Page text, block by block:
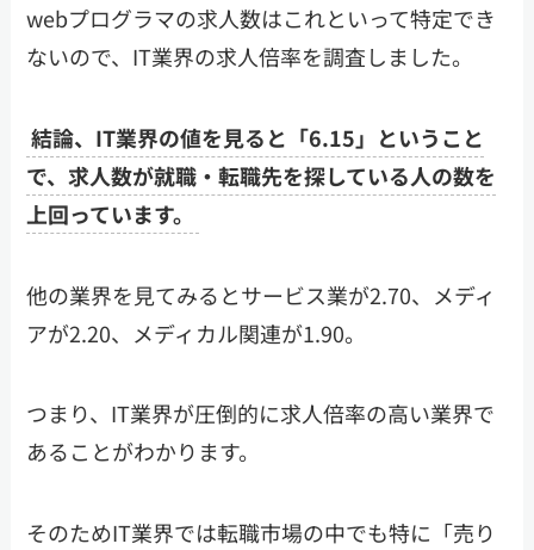
webプログラマの求人数はこれといって特定でき
ないので、IT業界の求人倍率を調査しました。
結論、IT業界の値を見ると「6.15」ということ
で、求人数が就職・転職先を探している人の数を
上回っています。
他の業界を見てみるとサービス業が2.70、メディ
アが2.20、メディカル関連が1.90。
つまり、IT業界が圧倒的に求人倍率の高い業界で
あることがわかります。
そのためIT業界では転職市場の中でも特に「売り